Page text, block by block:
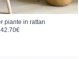
piante in rattan
42.70€Fascia di prezzo: da 23.18€ a 42.70€